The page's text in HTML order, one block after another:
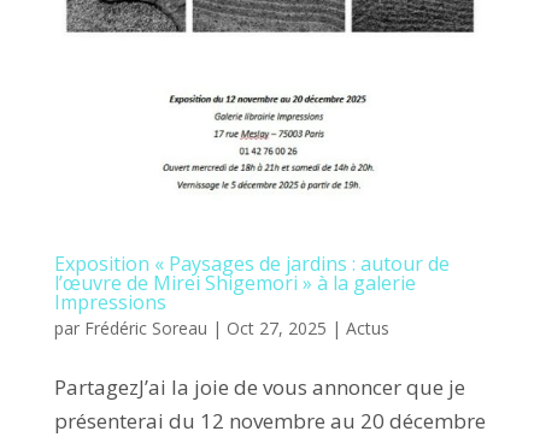
Exposition « Paysages de jardins : autour de
l’œuvre de Mirei Shigemori » à la galerie
Impressions
par Frédéric Soreau | Oct 27, 2025 | Actus
PartagezJ’ai la joie de vous annoncer que je
présenterai du 12 novembre au 20 décembre